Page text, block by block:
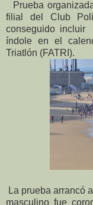
Prueba
filial del Club
conseguido
índole en el
Triatlón (FATRI).
La prueba arrancó
masculino fue